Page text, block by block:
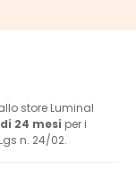
store Luminal
24 mesi per i
n. 24/02.